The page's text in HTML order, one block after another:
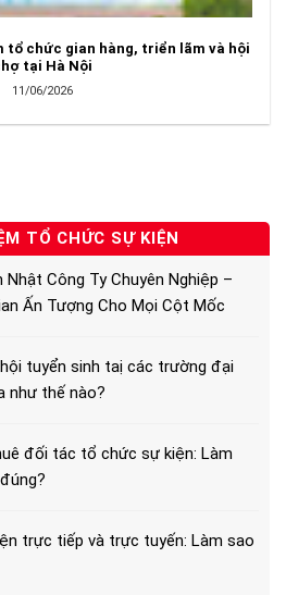
tổ chức gian hàng, triển lãm và hội
tại Hà Nội
11/06/2026
TỔ CHỨC SỰ KIỆN
Nhật Công Ty Chuyên Nghiệp –
Ấn Tượng Cho Mọi Cột Mốc
tuyển sinh taị các trường đại
như thế nào?
đối tác tổ chức sự kiện: Làm
trực tiếp và trực tuyến: Làm sao